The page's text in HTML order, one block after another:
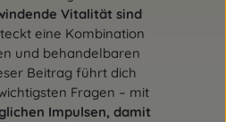
Vitalität sind
eine Kombination
und behandelbaren
Beitrag führt dich
Fragen – mit
Impulsen, damit